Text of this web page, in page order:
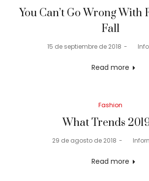
You Can’t Go Wrong With
Fall
Posted
15 de septiembre de 2018
Read more
Posted
Fashion
What Trends
Posted
29 de agosto de 2018
Read more